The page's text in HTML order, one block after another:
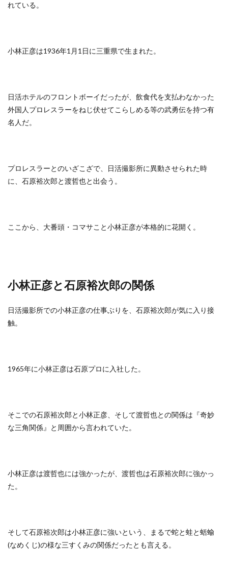
れている。
小林正彦は1936年1月1日に三重県で生まれた。
日活ホテルのフロントボーイだったが、飲食代を支払わなかった
外国人プロレスラーをねじ伏せてこらしめる等の武勇伝を持つ有
名人だ。
プロレスラーとのいざこざで、日活撮影所に異動させられた時
に、石原裕次郎と渡哲也と出会う。
ここから、大番頭・コマサこと小林正彦が本格的に花開く。
小林正彦と石原裕次郎の関係
日活撮影所での小林正彦の仕事ぶりを、石原裕次郎が気に入り接
触。
1965年に小林正彦は石原プロに入社した。
そこでの石原裕次郎と小林正彦、そして渡哲也との関係は『奇妙
な三角関係』と周囲から言われていた。
小林正彦は渡哲也には強かったが、渡哲也は石原裕次郎に強かっ
た。
そして石原裕次郎は小林正彦に強いという、まるで蛇と蛙と蛞蝓
(なめくじ)の様な三すくみの関係だったとも言える。